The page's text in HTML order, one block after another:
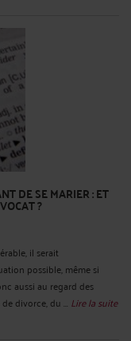
DE SE MARIER : ET
?
il serait
possible, même si
aussi au regard des
divorce, du ... Lire la suite